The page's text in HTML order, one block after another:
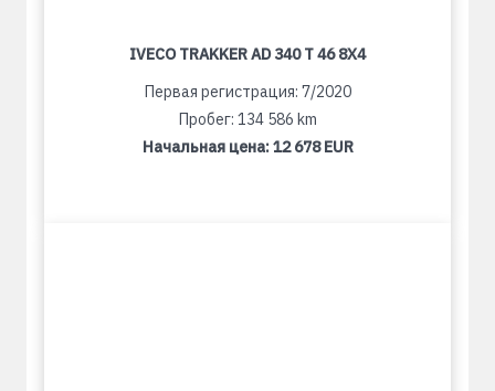
IVECO TRAKKER AD 340 T 46 8X4
Первая регистрация: 7/2020
Пробег: 134 586 km
Начальная цена:12 678 EUR